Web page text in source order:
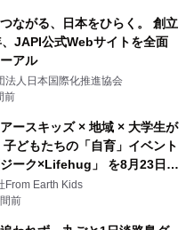
ながる、日本をひらく。 創立
JAPI公式Webサイトを全面
アル
法人日本国際化推進協会
前
ースキッズ × 地域 × 大学生が
子どもたちの「自育」イベント
ジーク×Lifehug」 を8月23日
From Earth Kids
前